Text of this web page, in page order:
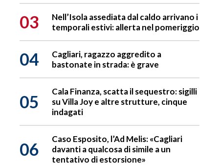
03
Nell’Isola assediata dal caldo arrivano i
temporali estivi: allerta nel pomeriggio
04
Cagliari, ragazzo aggredito a
bastonate in strada: è grave
05
Cala Finanza, scatta il sequestro: sigilli
su Villa Joy e altre strutture, cinque
indagati
06
Caso Esposito, l’Ad Melis: «Cagliari
davanti a qualcosa di simile a un
tentativo di estorsione»